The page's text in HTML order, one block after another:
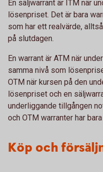
En säljwarrant är ITM när
lösenpriset. Det är bara
som har ett realvärde,
på slutdagen.
En warrant är ATM när
samma nivå som
OTM när kursen på den
lösenpriset och en
underliggande tillgången
och OTM warranter har
Köp och